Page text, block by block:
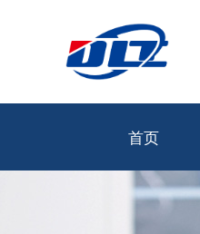
首页